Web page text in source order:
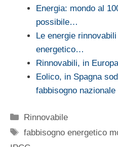
Energia: mondo al
possibile…
Le energie
energetico…
Rinnovabili, in
Eolico, in Spagna
fabbisogno nazionale
Categorie
Rinnovabile
Tag
fabbisogno energetico